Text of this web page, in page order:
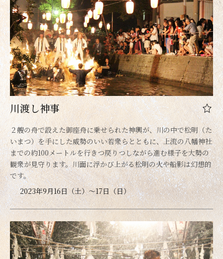
川渡し神事
２艘の舟で設えた御座舟に乗せられた神輿が、川の中で松明（た
いまつ）を手にした威勢のいい若衆らとともに、上流の八幡神社
までの約100メートルを行きつ戻りつしながら進む様子を大勢の
観衆が見守ります。川面に浮かび上がる松明の火や船影は幻想的
です。
2023年9月16日（土）～17日（日）